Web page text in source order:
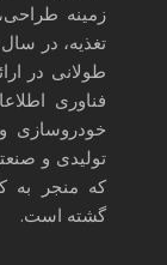
زمینه
طولانی در
فناوری
خودروسازی
تولیدی و
که منجر به
گشته است.